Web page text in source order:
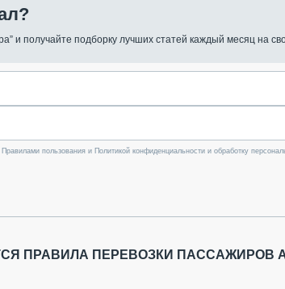
и получайте подборку лучших статей каждый месяц на
пользования и Политикой конфиденциальности и обработку
ПРАВИЛА ПЕРЕВОЗКИ ПАССАЖИРОВ